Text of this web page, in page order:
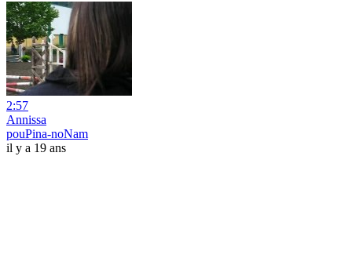
2:57
Annissa
pouPina-noNam
il y a 19 ans